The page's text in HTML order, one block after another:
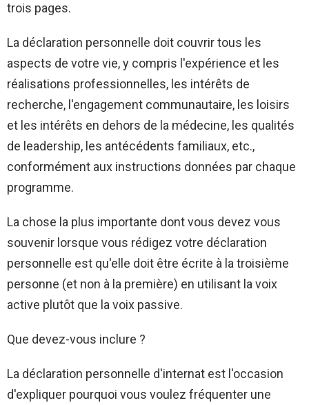
trois pages.
La déclaration personnelle doit couvrir tous les
aspects de votre vie, y compris l'expérience et les
réalisations professionnelles, les intérêts de
recherche, l'engagement communautaire, les loisirs
et les intérêts en dehors de la médecine, les qualités
de leadership, les antécédents familiaux, etc.,
conformément aux instructions données par chaque
programme.
La chose la plus importante dont vous devez vous
souvenir lorsque vous rédigez votre déclaration
personnelle est qu'elle doit être écrite à la troisième
personne (et non à la première) en utilisant la voix
active plutôt que la voix passive.
Que devez-vous inclure ?
La déclaration personnelle d'internat est l'occasion
d'expliquer pourquoi vous voulez fréquenter une